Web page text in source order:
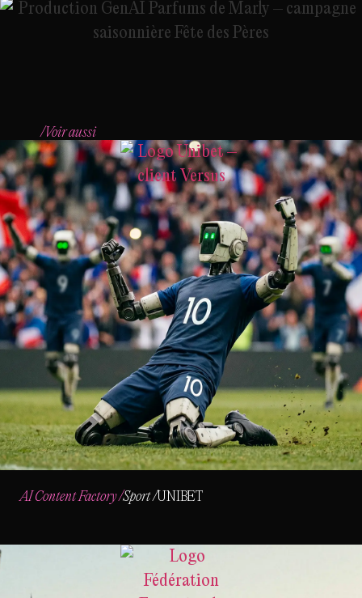
/Voir aussi
AI Content Factory/Sport/UNIBET